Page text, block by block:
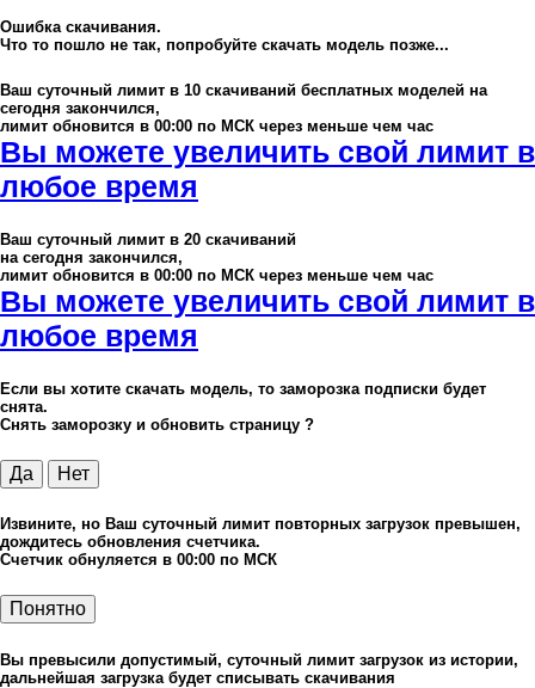
Ошибка скачивания.
Что то пошло не так, попробуйте скачать модель позже...
Ваш суточный лимит в 10 скачиваний бесплатных моделей на
сегодня закончился,
лимит обновится в 00:00 по МСК через меньше чем час
Вы можете увеличить свой лимит в
любое время
Ваш суточный лимит в 20 скачиваний
на сегодня закончился,
лимит обновится в 00:00 по МСК через меньше чем час
Вы можете увеличить свой лимит в
любое время
Если вы хотите скачать модель, то заморозка подписки будет
снята.
Снять заморозку и обновить страницу ?
Да Нет
Извините, но Ваш суточный лимит повторных загрузок превышен,
дождитесь обновления счетчика.
Счетчик обнуляется в 00:00 по МСК
Понятно
Вы превысили допустимый, суточный лимит загрузок из истории,
дальнейшая загрузка будет списывать скачивания